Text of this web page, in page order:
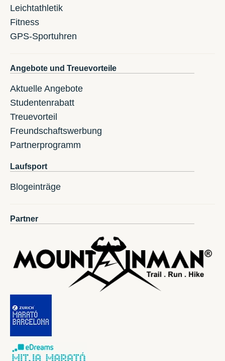
Leichtathletik
Fitness
GPS-Sportuhren
Angebote und Treuevorteile
Aktuelle Angebote
Studentenrabatt
Treuevorteil
Freundschaftswerbung
Partnerprogramm
Laufsport
Blogeinträge
Partner